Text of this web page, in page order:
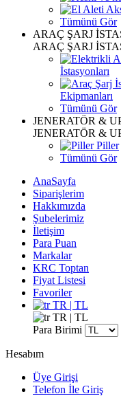
Tümünü Gör
ARAÇ ŞARJ
ARAÇ ŞARJ
İstasyonları
Ekipmanları
Tümünü Gör
JENERATÖR &
JENERATÖR &
Piller
Tümünü Gör
AnaSayfa
Siparişlerim
Hakkımızda
Şubelerimiz
İletişim
Para Puan
Markalar
KRC Toptan
Fiyat Listesi
Favoriler
TR | TL
TR | TL
Para Birimi
Hesabım
Üye Girişi
Telefon İle Giriş